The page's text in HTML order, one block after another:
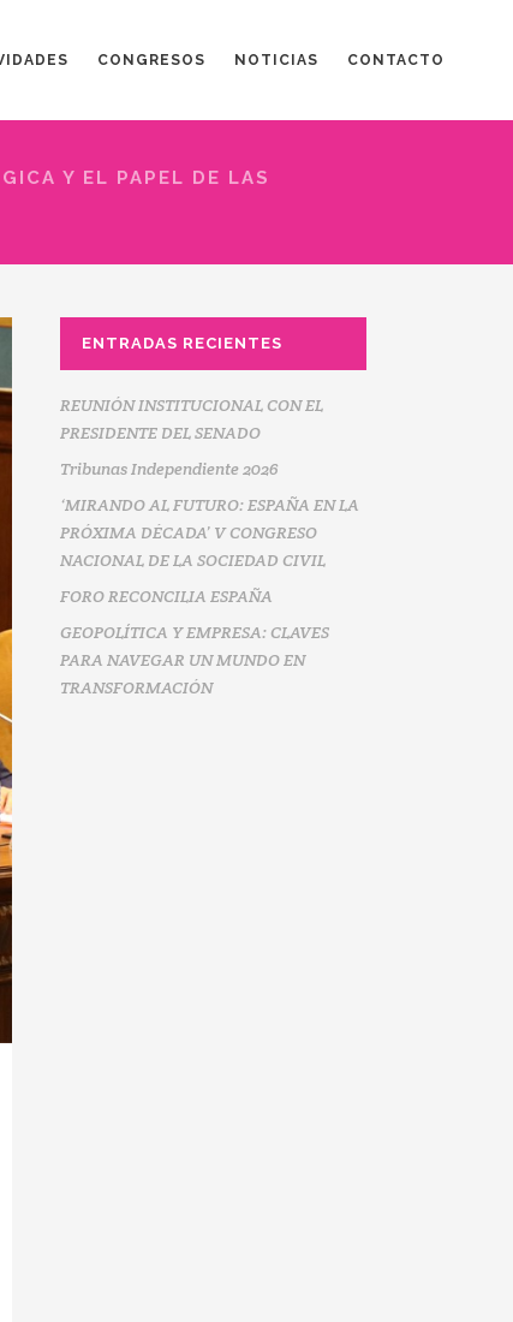
CONGRESOS NOTICIAS CONTACTO
Y EL PAPEL DE LAS
ENTRADAS RECIENTES
REUNIÓN INSTITUCIONAL CON EL
PRESIDENTE DEL SENADO
Tribunas Independiente 2026
‘MIRANDO AL FUTURO: ESPAÑA EN LA
PRÓXIMA DÉCADA’ V CONGRESO
NACIONAL DE LA SOCIEDAD CIVIL
FORO RECONCILIA ESPAÑA
GEOPOLÍTICA Y EMPRESA: CLAVES
PARA NAVEGAR UN MUNDO EN
TRANSFORMACIÓN